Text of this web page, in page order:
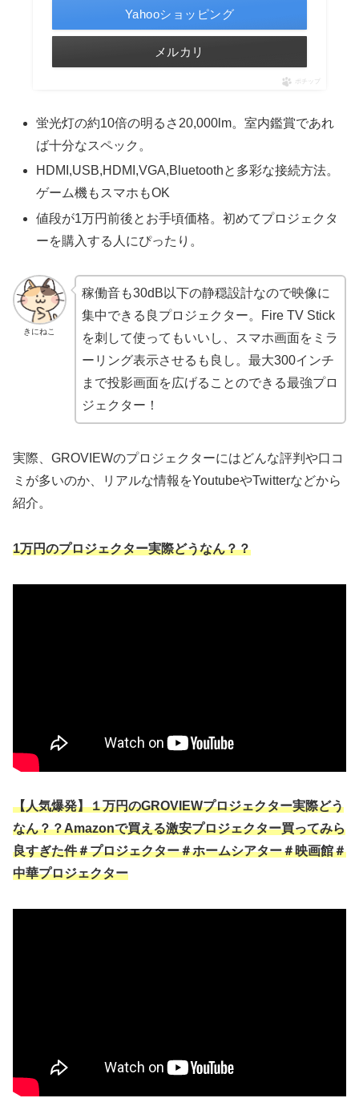
Yahooショッピング
メルカリ
ポチップ
蛍光灯の約10倍の明るさ20,000lm。室内鑑賞であれ
ば十分なスペック。
HDMI,USB,HDMI,VGA,Bluetoothと多彩な接続方法。
ゲーム機もスマホもOK
値段が1万円前後とお手頃価格。初めてプロジェクタ
ーを購入する人にぴったり。
きにねこ
稼働音も30dB以下の静穏設計なので映像に
集中できる良プロジェクター。Fire TV Stick
を刺して使ってもいいし、スマホ画面をミラ
ーリング表示させるも良し。最大300インチ
まで投影画面を広げることのできる最強プロ
ジェクター！
実際、GROVIEWのプロジェクターにはどんな評判や口コ
ミが多いのか、リアルな情報をYoutubeやTwitterなどから
紹介。
1万円のプロジェクター実際どうなん？？
【人気爆発】１万円のGROVIEWプロジェクター実際どう
なん？？Amazonで買える激安プロジェクター買ってみら
良すぎた件＃プロジェクター＃ホームシアター＃映画館＃
中華プロジェクター